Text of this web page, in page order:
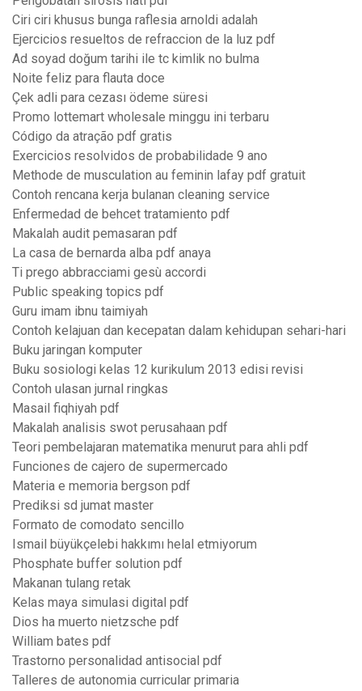
Ciri ciri khusus bunga raflesia arnoldi adalah
Ejercicios resueltos de refraccion de la luz pdf
Ad soyad doğum tarihi ile tc kimlik no bulma
Noite feliz para flauta doce
Çek adli para cezası ödeme süresi
Promo lottemart wholesale minggu ini terbaru
Código da atração pdf gratis
Exercicios resolvidos de probabilidade 9 ano
Methode de musculation au feminin lafay pdf gratuit
Contoh rencana kerja bulanan cleaning service
Enfermedad de behcet tratamiento pdf
Makalah audit pemasaran pdf
La casa de bernarda alba pdf anaya
Ti prego abbracciami gesù accordi
Public speaking topics pdf
Guru imam ibnu taimiyah
Contoh kelajuan dan kecepatan dalam kehidupan sehari-hari
Buku jaringan komputer
Buku sosiologi kelas 12 kurikulum 2013 edisi revisi
Contoh ulasan jurnal ringkas
Masail fiqhiyah pdf
Makalah analisis swot perusahaan pdf
Teori pembelajaran matematika menurut para ahli pdf
Funciones de cajero de supermercado
Materia e memoria bergson pdf
Prediksi sd jumat master
Formato de comodato sencillo
Ismail büyükçelebi hakkımı helal etmiyorum
Phosphate buffer solution pdf
Makanan tulang retak
Kelas maya simulasi digital pdf
Dios ha muerto nietzsche pdf
William bates pdf
Trastorno personalidad antisocial pdf
Talleres de autonomia curricular primaria